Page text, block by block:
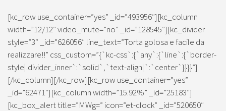
[kc_row use_container=”yes” _id=”493956″][kc_column
width=”12/12″ video_mute=”no” _id=”128545″][kc_divider
style=”3″ _id=”626056″ line_text=”Torta golosa e facile da
realizzare!!” css_custom=”{`kc-css`:{`any`:{`line`:{`border-
style|.divider_inner`:`solid`,`text-align|`:`center`}}}}”]
[/kc_column][/kc_row][kc_row use_container=”yes”
_id=”62471″][kc_column width=”15.92%” _id=”25183″]
[kc_box_alert title=”MWg=” icon=”et-clock” _id=”520650″